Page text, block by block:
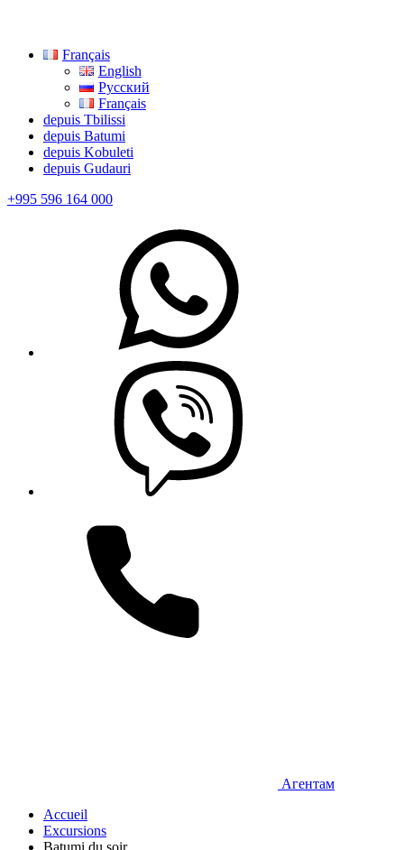
Français
English
Русский
Français
depuis Tbilissi
depuis Batumi
depuis Kobuleti
depuis Gudauri
+995 596 164 000
Агентам
Accueil
Excursions
Batumi du soir